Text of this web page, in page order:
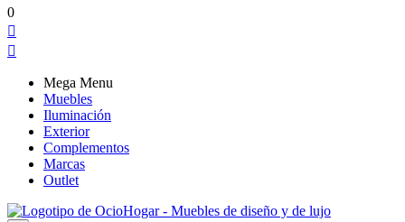
0


Mega Menu
Muebles
Iluminación
Exterior
Complementos
Marcas
Outlet